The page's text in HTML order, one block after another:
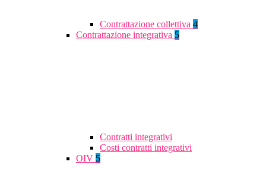
Contrattazione collettiva 4
Contrattazione integrativa 5
Contratti integrativi
Costi contratti integrativi
OIV 5